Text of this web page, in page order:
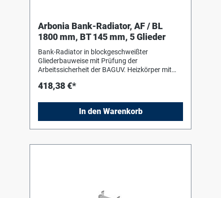
Arbonia Bank-Radiator, AF / BL
1800 mm, BT 145 mm, 5 Glieder
Bank-Radiator in blockgeschweißter
Gliederbauweise mit Prüfung der
Arbeitssicherheit der BAGUV. Heizkörper mit
DIN 55 900-2. Für liegenden Einbau mit Hilfe
Anschluss- und Blindstopfen sind werkseitig
eingedichtet, in Schrumpffolie verpackt und
soweit erforderlich mit Kantenschutz versehen.
418,38 €*
In den Warenkorb